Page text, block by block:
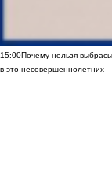
15:00Почему нельзя
в это несовершеннолетних